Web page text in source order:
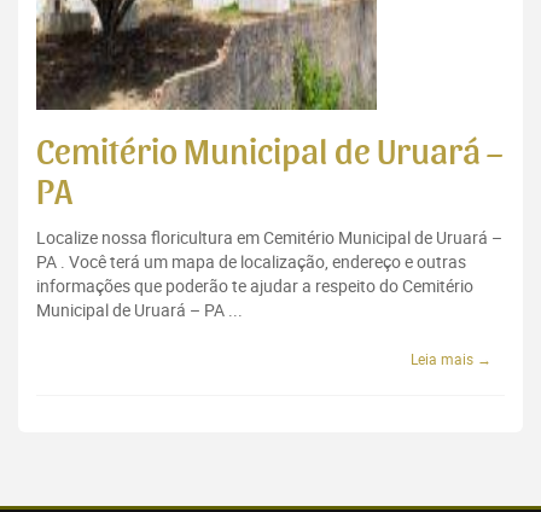
Cemitério Municipal de Uruará –
PA
Localize nossa floricultura em Cemitério Municipal de Uruará –
PA . Você terá um mapa de localização, endereço e outras
informações que poderão te ajudar a respeito do Cemitério
Municipal de Uruará – PA ...
Leia mais →